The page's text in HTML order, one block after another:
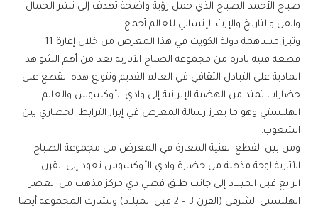
صباح الأحمد الصباح الذي حمل رؤية واضحة تهدف إلى نشر الجمال
والفن والتاريخ والإرث الإنساني للعالم أجمع.
وتبرز مساهمة دولة الكويت في هذا المعرض من خلال إعارة 11
قطعة فنية نادرة من مجموعة الصباح الآثارية تعد من أهم الشواهد
المادية على التبادل الثقافي في العالم القديم وتتوزع هذه القطع على
حضارات تمتد من الهضبة الإيرانية إلى وادي الأوكسوس والعالم
الهلنستي وهو ما يعزز رسالة المعرض في إبراز الترابط الحضاري بين
الشعوب.
ومن بين القطع الفنية المعارة في المعرض من مجموعة الصباح
الآثارية لوحة مذهبة من حضارة وادي الأوكسوس تعود إلى القرن
الرابع قبل الميلاد إلى جانب طبق فضي ذي مركز مذهب من العصر
الهلنستي الشرقي (القرن 3 – 2 قبل الميلاد) وتشارك المجموعة أيضا